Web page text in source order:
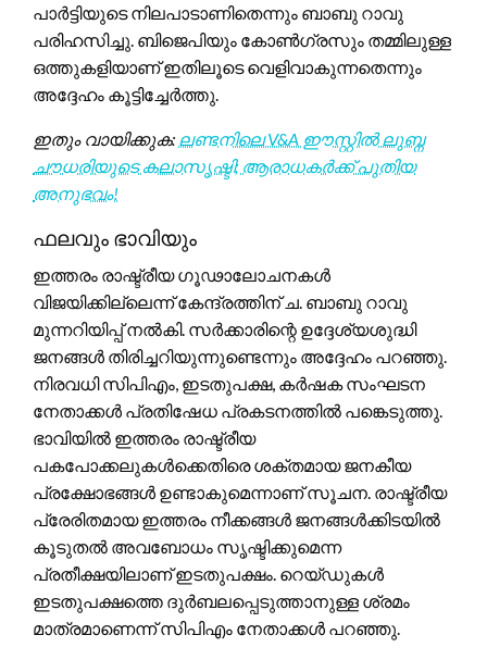
പാർട്ടിയുടെ നിലപാടാണിതെന്നും ബാബു റാവു
പരിഹസിച്ചു. ബിജെപിയും കോൺഗ്രസും തമ്മിലുള്ള
ഒത്തുകളിയാണ് ഇതിലൂടെ വെളിവാകുന്നതെന്നും
അദ്ദേഹം കൂട്ടിച്ചേർത്തു.
ഇതും വായിക്കുക: ലണ്ടനിലെ V&A ഈസ്റ്റിൽ ലുബ്ന
ചൗധരിയുടെ കലാസൃഷ്ടി; ആരാധകർക്ക് പുതിയ
അനുഭവം!
ഫലവും ഭാവിയും
ഇത്തരം രാഷ്ട്രീയ ഗൂഢാലോചനകൾ
വിജയിക്കില്ലെന്ന് കേന്ദ്രത്തിന് ച. ബാബു റാവു
മുന്നറിയിപ്പ് നൽകി. സർക്കാരിന്റെ ഉദ്ദേശ്യശുദ്ധി
ജനങ്ങൾ തിരിച്ചറിയുന്നുണ്ടെന്നും അദ്ദേഹം പറഞ്ഞു.
നിരവധി സിപിഎം, ഇടതുപക്ഷ, കർഷക സംഘടന
നേതാക്കൾ പ്രതിഷേധ പ്രകടനത്തിൽ പങ്കെടുത്തു.
ഭാവിയിൽ ഇത്തരം രാഷ്ട്രീയ
പകപോക്കലുകൾക്കെതിരെ ശക്തമായ ജനകീയ
പ്രക്ഷോഭങ്ങൾ ഉണ്ടാകുമെന്നാണ് സൂചന. രാഷ്ട്രീയ
പ്രേരിതമായ ഇത്തരം നീക്കങ്ങൾ ജനങ്ങൾക്കിടയിൽ
കൂടുതൽ അവബോധം സൃഷ്ടിക്കുമെന്ന
പ്രതീക്ഷയിലാണ് ഇടതുപക്ഷം. റെയ്ഡുകൾ
ഇടതുപക്ഷത്തെ ദുർബലപ്പെടുത്താനുള്ള ശ്രമം
മാത്രമാണെന്ന് സിപിഎം നേതാക്കൾ പറഞ്ഞു.